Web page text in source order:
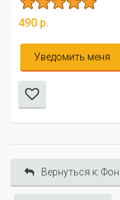
Вернуться к: